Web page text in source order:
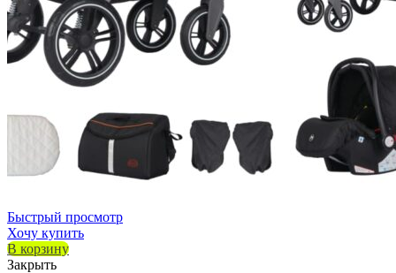
Быстрый просмотр
Хочу купить
В корзину
Закрыть